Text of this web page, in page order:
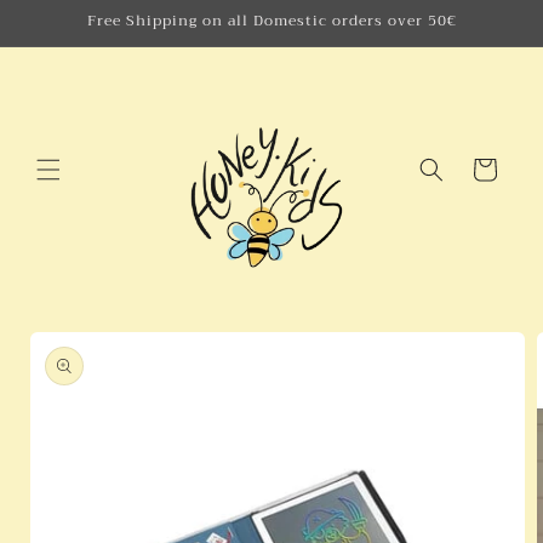
Skip toFree Shipping on all Domestic orders over 50€
Cart
Skip to
product
information